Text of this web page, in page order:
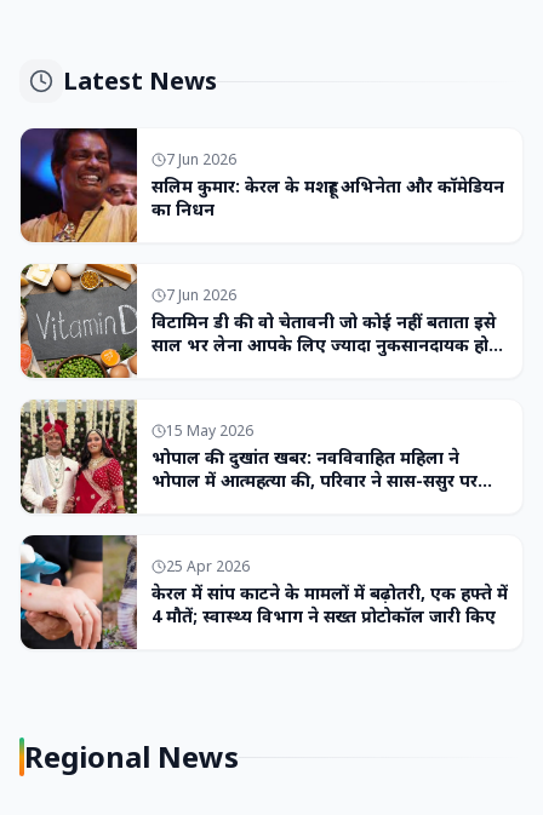
Latest News
7 Jun 2026
सलिम कुमार: केरल के मशहूर अभिनेता और कॉमेडियन
का निधन
7 Jun 2026
विटामिन डी की वो चेतावनी जो कोई नहीं बताता इसे
साल भर लेना आपके लिए ज्यादा नुकसानदायक हो
15 May 2026
भोपाल की दुखांत खबर: नवविवाहित महिला ने
भोपाल में आत्महत्या की, परिवार ने सास-ससुर पर
25 Apr 2026
केरल में सांप काटने के मामलों में बढ़ोतरी, एक हफ्ते में
4 मौतें; स्वास्थ्य विभाग ने सख्त प्रोटोकॉल जारी किए
Regional News